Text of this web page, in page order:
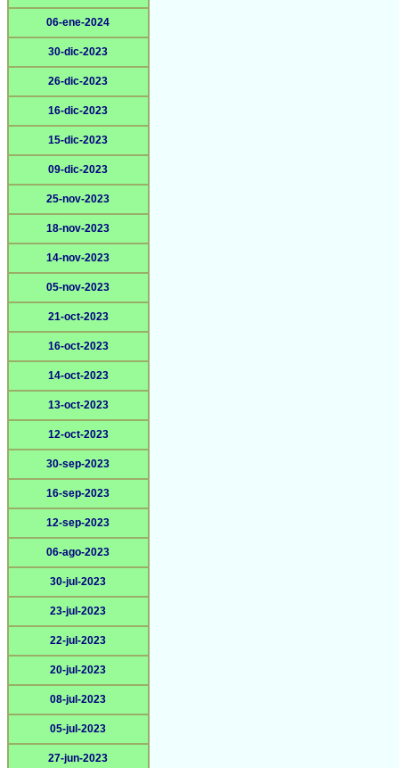
06-ene-2024
30-dic-2023
26-dic-2023
16-dic-2023
15-dic-2023
09-dic-2023
25-nov-2023
18-nov-2023
14-nov-2023
05-nov-2023
21-oct-2023
16-oct-2023
14-oct-2023
13-oct-2023
12-oct-2023
30-sep-2023
16-sep-2023
12-sep-2023
06-ago-2023
30-jul-2023
23-jul-2023
22-jul-2023
20-jul-2023
08-jul-2023
05-jul-2023
27-jun-2023